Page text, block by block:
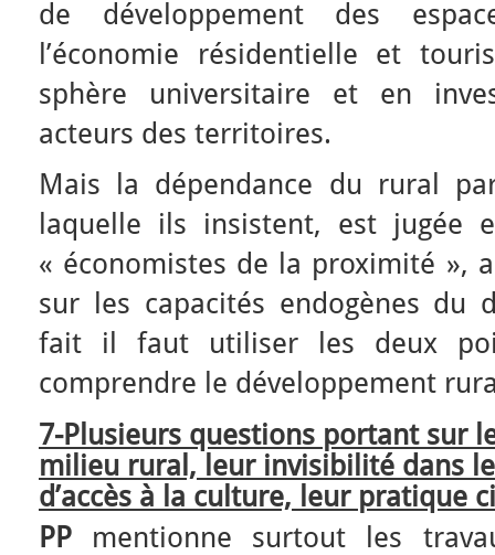
de développement des
l’économie résidentielle et
sphère universitaire et en
acteurs des territoires.
Mais la dépendance du rural
laquelle ils insistent, est jugée
« économistes de la proximité »,
sur les capacités endogènes du
fait il faut utiliser les deux
comprendre le développement
7-Plusieurs questions portant sur
milieu rural, leur invisibilité dans
d’accès à la culture, leur pratique
PP mentionne surtout les